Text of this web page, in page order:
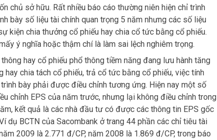
chủ sở hữu. Rất nhiều báo cáo thường niên hiện chỉ trình
bày số liệu tài chính quan trọng 5 năm nhưng các số liệu
kiện chia thưởng cổ phiếu hay chia cổ tức bằng cổ phiếu.
ý nghĩa hoặc thậm chí là làm sai lệch nghiêm trọng.
hay cổ phiếu phổ thông tiềm năng đang lưu hành tăng
chia tách cổ phiếu, trả cổ tức bằng cổ phiếu, việc tính
bày phải được điều chỉnh tương ứng. Hiện nay một số
chỉnh EPS của năm trước, nhưng lại không điều chỉnh trong
kết quả là các nhà đầu tư có được các thông tin EPS gốc
dụ BCTN của Sacombank ở trang 44 phần các chỉ tiêu tài
2009 là 2.771 đ/CP, năm 2008 là 1.869 đ/CP, trong báo